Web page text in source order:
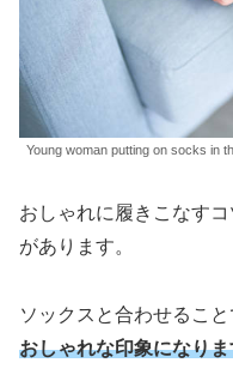
Young woman putting on socks in
おしゃれに履きこなす
があります。
ソックスと合わせること
おしゃれな印象になり